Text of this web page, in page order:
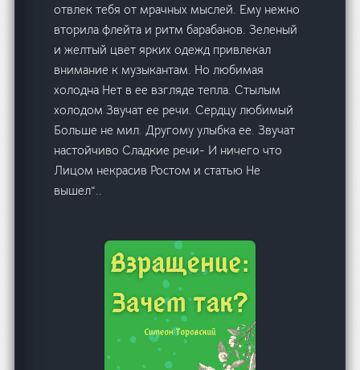
отвлек тебя от мрачных мыслей. Ему нежно
вторила флейта и ритм барабанов. Зеленый
и желтый цвет ярких одежд привлекал
внимание к музыкантам. Но любимая
холодна Нет в ее взгляде тепла. Стылым
холодом Звучат ее речи. Сердцу любимый
Больше не мил. Другому улыбка ее. Звучат
настойчиво Сладкие речи- И ничего что
Лицом некрасив Ростом и статью Не
вышел”..